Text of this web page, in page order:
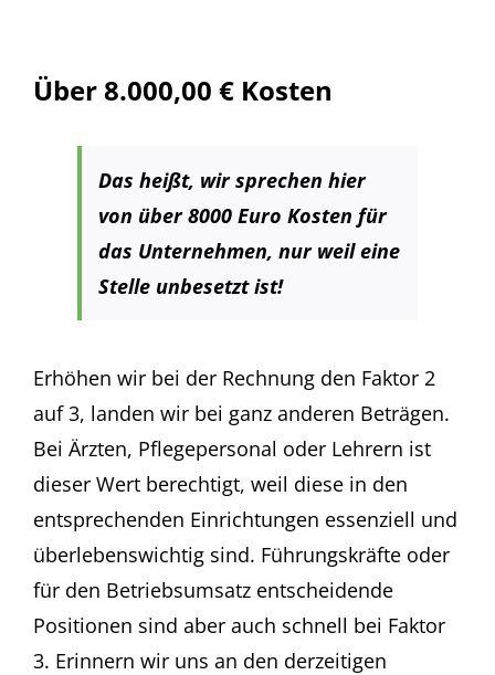
Über 8.000,00 € Kosten
Das heißt, wir sprechen hier
von über 8000 Euro Kosten für
das Unternehmen, nur weil eine
Stelle unbesetzt ist!
Erhöhen wir bei der Rechnung den Faktor 2
auf 3, landen wir bei ganz anderen Beträgen.
Bei Ärzten, Pflegepersonal oder Lehrern ist
dieser Wert berechtigt, weil diese in den
entsprechenden Einrichtungen essenziell und
überlebenswichtig sind. Führungskräfte oder
für den Betriebsumsatz entscheidende
Positionen sind aber auch schnell bei Faktor
3. Erinnern wir uns an den derzeitigen